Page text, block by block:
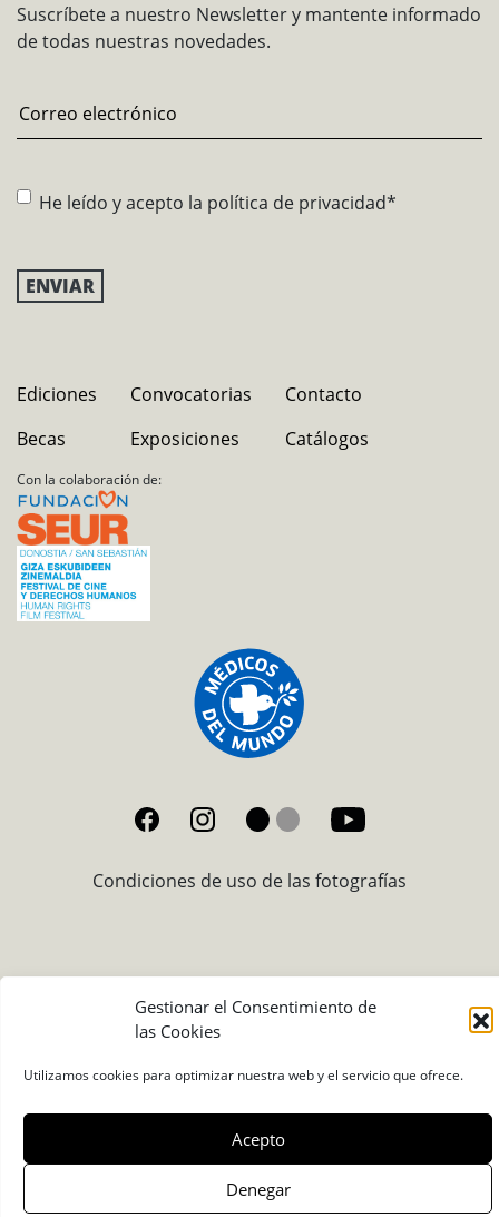
Gestionar el Consentimiento de
las Cookies
Utilizamos cookies para optimizar nuestra web y el servicio que ofrece.
Acepto
Denegar
Suscríbete a nuestro Newsletter y mantente informado
de todas nuestras novedades.
Email*
Consentimiento*
He leído y acepto la política de privacidad*
Ediciones
Becas
Convocatorias
Exposiciones
Contacto
Catálogos
Con la colaboración de:
Condiciones de uso de las fotografías